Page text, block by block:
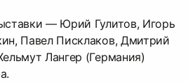
— Юрий Гулитов, Игорь
Павел Писклаков, Дмитрий
Лангер (Германия)